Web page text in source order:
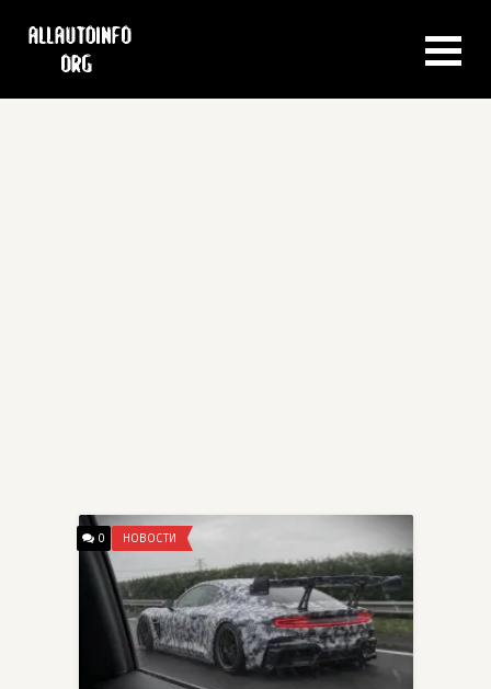
0 НОВОСТИ